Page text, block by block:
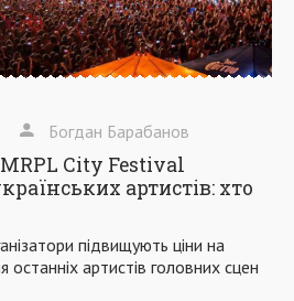
Богдан Барабанов
City Festival
артистів: хто
підвищують ціни на
останніх артистів головних сцен